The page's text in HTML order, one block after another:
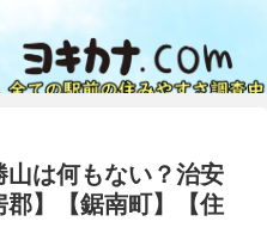
山は何もない？治安
】【鋸南町】【住